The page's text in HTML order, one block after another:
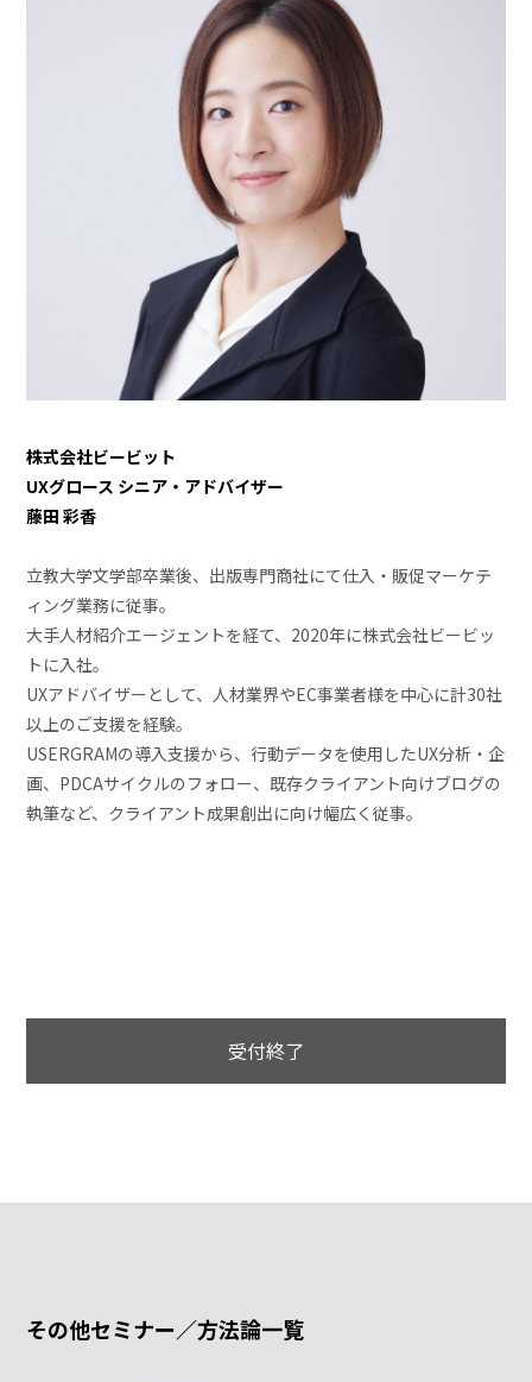
株式会社ビービット
UXグロース シニア・アドバイザー
藤田 彩香
立教大学文学部卒業後、出版専門商社にて仕入・販促マーケテ
ィング業務に従事。
大手人材紹介エージェントを経て、2020年に株式会社ビービッ
トに入社。
UXアドバイザーとして、人材業界やEC事業者様を中心に計30社
以上のご支援を経験。
USERGRAMの導入支援から、行動データを使用したUX分析・企
画、PDCAサイクルのフォロー、既存クライアント向けブログの
執筆など、クライアント成果創出に向け幅広く従事。
受付終了
その他セミナー／方法論一覧